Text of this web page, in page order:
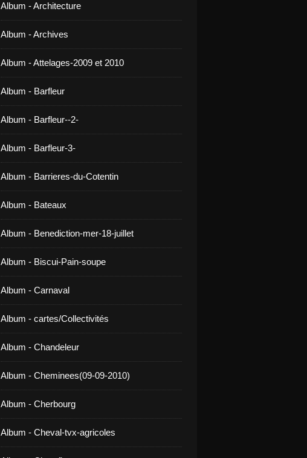
Album - Architecture
Album - Archives
Album - Attelages-2009 et 2010
Album - Barfleur
Album - Barfleur--2-
Album - Barfleur-3-
Album - Barrieres-du-Cotentin
Album - Bateaux
Album - Benediction-mer-18-juillet
Album - Biscui-Pain-soupe
Album - Carnaval
Album - cartes/Collectivités
Album - Chandeleur
Album - Cheminees(09-09-2010)
Album - Cherbourg
Album - Cheval-tvx-agricoles